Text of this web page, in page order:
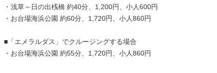
・浅草～日の出桟橋 約40分、1,200円、小人600円
・お台場海浜公園 約60分、1,720円、小人860円
■「エメラルダス」でクルージングする場合
・お台場海浜公園 約55分、1,720円、小人860円